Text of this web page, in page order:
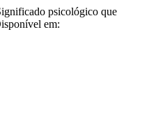
psicológico que
em: